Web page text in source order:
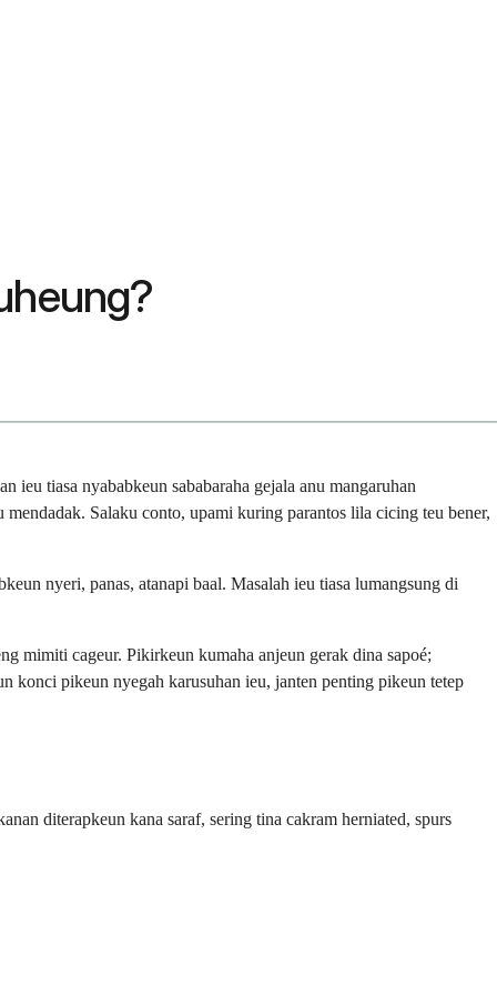
ieu tiasa nyababkeun sababaraha gejala anu mangaruhan
Salaku conto, upami kuring parantos lila cicing teu bener,
nyeri, panas, atanapi baal. Masalah ieu tiasa lumangsung di
mimiti cageur. Pikirkeun kumaha anjeun gerak dina sapoé;
konci pikeun nyegah karusuhan ieu, janten penting pikeun tetep
diterapkeun kana saraf, sering tina cakram herniated, spurs